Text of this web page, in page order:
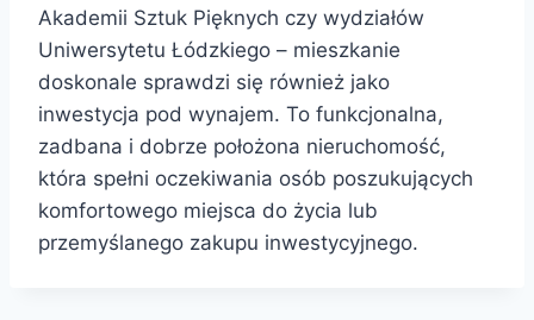
Akademii Sztuk Pięknych czy wydziałów
Uniwersytetu Łódzkiego – mieszkanie
doskonale sprawdzi się również jako
inwestycja pod wynajem. To funkcjonalna,
zadbana i dobrze położona nieruchomość,
która spełni oczekiwania osób poszukujących
komfortowego miejsca do życia lub
przemyślanego zakupu inwestycyjnego.